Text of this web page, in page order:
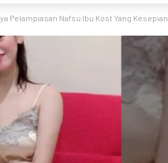
Pelampiasan Nafsu Ibu Kost Yang Kesepian